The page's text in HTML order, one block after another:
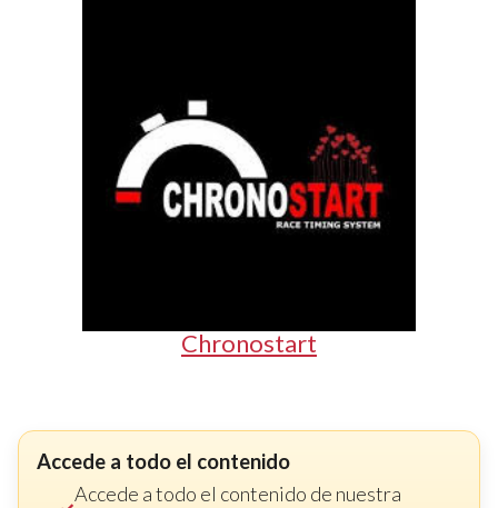
Chronostart
Accede a todo el contenido
Accede a todo el contenido de nuestra